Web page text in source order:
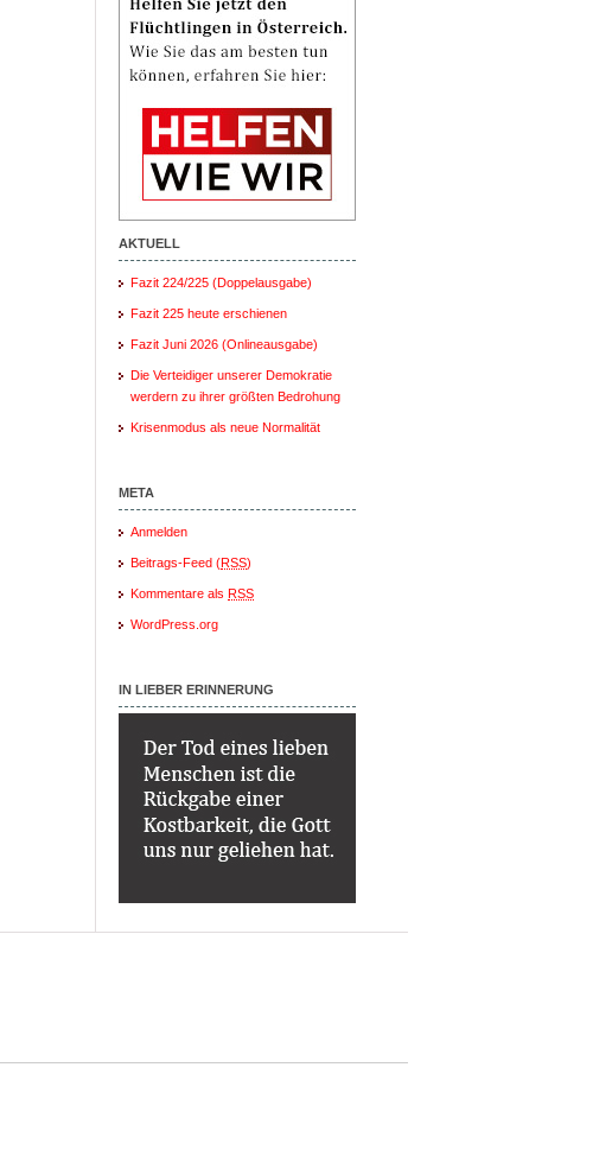
AKTUELL
Fazit 224/225 (Doppelausgabe)
Fazit 225 heute erschienen
Fazit Juni 2026 (Onlineausgabe)
Die Verteidiger unserer Demokratie
werdern zu ihrer größten Bedrohung
Krisenmodus als neue Normalität
META
Anmelden
Beitrags-Feed (RSS)
Kommentare als RSS
WordPress.org
IN LIEBER ERINNERUNG